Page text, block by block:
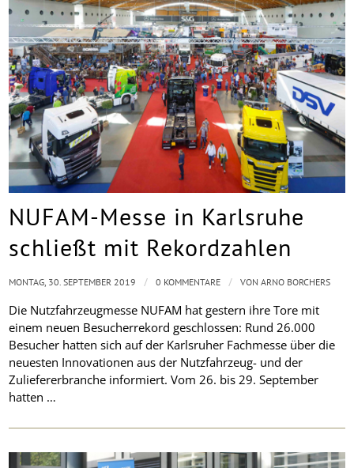
NUFAM-Messe in Karlsruhe
schließt mit Rekordzahlen
Die Nutzfahrzeugmesse NUFAM hat gestern ihre Tore mit
einem neuen Besucherrekord geschlossen: Rund 26.000
Besucher hatten sich auf der Karlsruher Fachmesse über die
neuesten Innovationen aus der Nutzfahrzeug- und der
Zuliefererbranche informiert. Vom 26. bis 29. September
hatten …
MONTAG, 30. SEPTEMBER 2019 / 0 KOMMENTARE / VONARNO BORCHERS